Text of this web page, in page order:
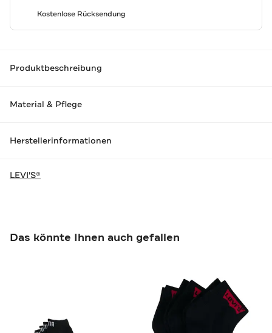
Kostenlose Rücksendung
Produktbeschreibung
Material & Pflege
Herstellerinformationen
LEVI'S®
Das könnte Ihnen auch gefallen